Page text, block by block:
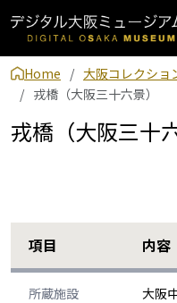
Home
大阪コレクショ
戎橋（大阪三十六景）
戎橋（大阪三十六
項目 内容
所蔵施設 大阪